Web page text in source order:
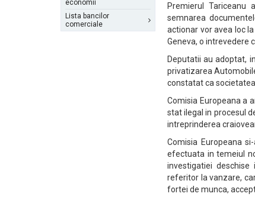
economii
Lista bancilor
comerciale
Premierul Tariceanu
semnarea
actionar vor avea loc
Geneva, o intrevedere
Deputatii au adoptat,
privatizarea
constatat ca
Comisia Europeana a
stat ilegal in procesul
intreprinderea
Comisia Europeana
efectuata in temeiul
investigatiei
referitor la vanzare,
fortei de munca,